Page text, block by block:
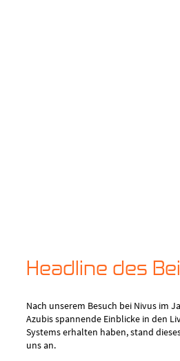
Headline des
Nach unserem Besuch bei Nivus im
Azubis spannende Einblicke in den
Systems erhalten haben, stand
uns an.